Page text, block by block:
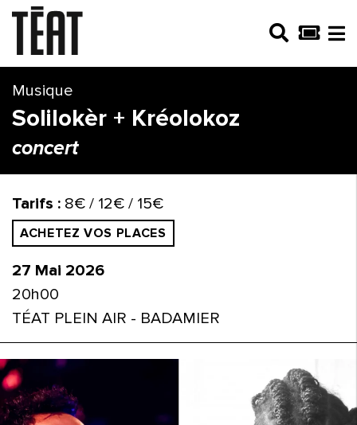
Musique
Solilokèr + Kréolokoz
concert
27 Mai 2026
20h00
TÉAT PLEIN AIR - BADAMIER
Tarifs : 8€ / 12€ / 15€
ACHETEZ VOS PLACES